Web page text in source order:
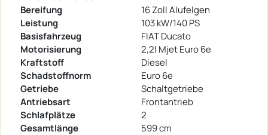
Bereifung
16 Zoll Alufelgen
Leistung
103 kW/140 PS
Basisfahrzeug
FIAT Ducato
Motorisierung
2,2l Mjet Euro 6e
Kraftstoff
Diesel
Schadstoffnorm
Euro 6e
Getriebe
Schaltgetriebe
Antriebsart
Frontantrieb
Schlafplätze
2
Gesamtlänge
599 cm